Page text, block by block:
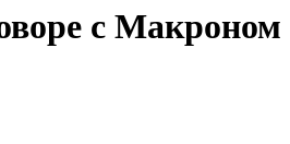
с Макроном